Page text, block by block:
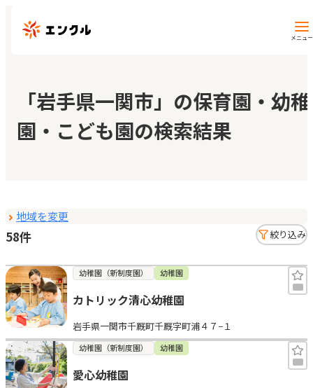
メニュー
保育園・幼稚園を探す
地図から探す
マイページ
お気に入り
見学日記
メッセージ
「岩手県一関市」の保育園・幼稚
園・こども園の検索結果
地域を変更
58件 絞り込み
幼稚園（新制度園） 幼稚園
カトリック清心幼稚園
岩手県一関市千厩町千厩字町浦４７−１
幼稚園（新制度園） 幼稚園
愛心幼稚園